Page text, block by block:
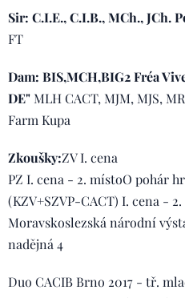
Sir: C.I.E., C.I.B., MCh., JCh.
FT
Dam: BIS,MCH,BIG2Fréa
DE"MLH CACT, MJM, MJS,
Farm Kupa
Zkoušky:ZV I. cena
PZ I. cena - 2. místoO pohár
(KZV+SZVP-CACT) I. cena -
Moravskoslezská národní
nadějná 4
Duo CACIB Brno 2017 - tř.